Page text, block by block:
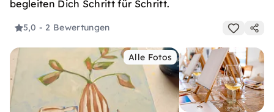
begleiten Dich Schritt für Schritt.
5,0 - 2 Bewertungen
Alle Fotos